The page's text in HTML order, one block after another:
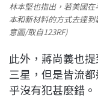
林本堅也指出，若美國
本和新材料的方式去達
意圖/取自123RF)
此外，蔣尚義也
三星，但是皆流
乎沒有犯甚麼錯。